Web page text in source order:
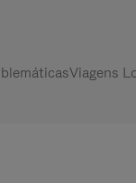
Viagens